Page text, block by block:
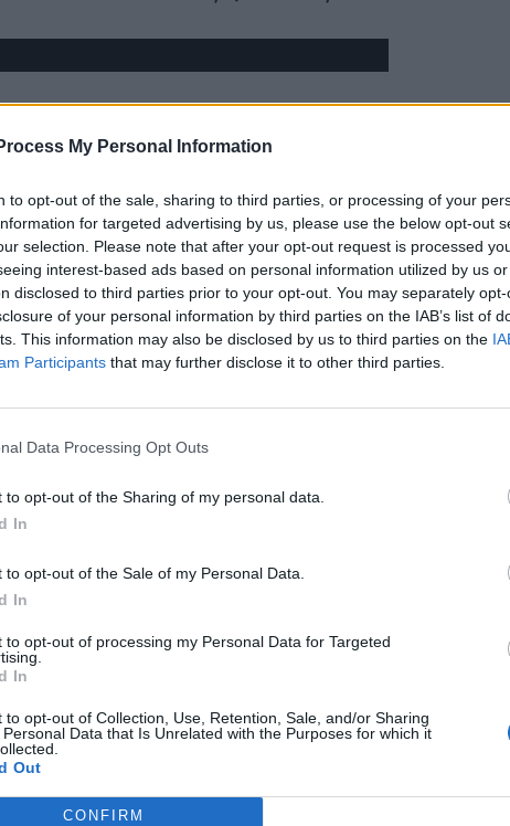
My Personal Information
to opt-out of the sale, sharing to third parties, or processing of your
for targeted advertising by us, please use the below opt-out
selection. Please note that after your opt-out request is processed
interest-based ads based on personal information utilized by us
disclosed to third parties prior to your opt-out. You may separately
of your personal information by third parties on the IAB’s list of
This information may also be disclosed by us to third parties on the
Participants that may further disclose it to other third parties.
Data Processing Opt Outs
to opt-out of the Sharing of my personal data.
In
to opt-out of the Sale of my Personal Data.
In
to opt-out of processing my Personal Data for Targeted
In
to opt-out of Collection, Use, Retention, Sale, and/or Sharing
Data that Is Unrelated with the Purposes for which it
Out
CONFIRM
ad